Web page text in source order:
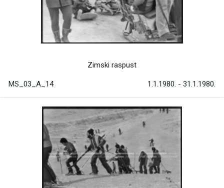
Zimski raspust
MS_03_A_14 1.1.1980. - 31.1.1980.